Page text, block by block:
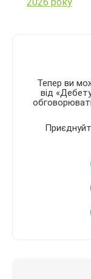
Тепер ви
від
обговорювати